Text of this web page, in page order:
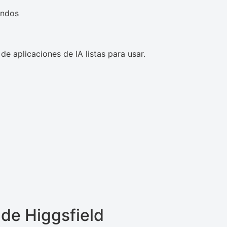
aplicaciones de IA listas para usar.
Higgsfield